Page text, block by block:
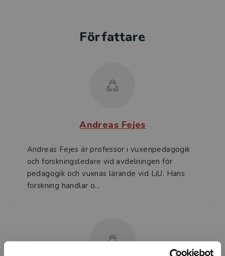
Författare
Andreas Fejes
Andreas Fejes är professor i vuxenpedagogik
och forskningsledare vid avdelningen för
pedagogik och vuxnas lärande vid LiU. Hans
forskning handlar o...